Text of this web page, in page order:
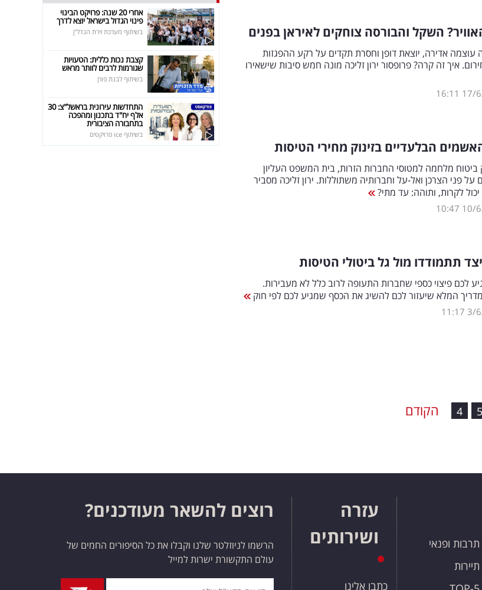
השקל והבורסה צוחקים לאיראן בפנים
אדירה, יוצאת דופן וחסרת תקדים על רקע ההפגזות
איך זה קרה? פרופסור ירון זליכה מונה חמש סיבות שישאירו
17/
16:11
הבלעדיים בזינוק מחירי הטיסות
מלחמה למטוסי החברות הזרות, בית המשפט העליון
על פני הצרכן ואל-על וחברותיה משתוללות. ירון זליכה מסביר
לקרות, ותוהה: עד מתי?
10/
10:47
תתמודדו מול גל ביטולי הטיסות
לכם פיצוי כספי שחברות התעופה לרוב כלל לא מעבירות.
המלא שיעזור לכם להשיג את הכסף שמגיע לכם לפי חוק
3/
11:17
הקודם 4 5
אחרי 20 שנה: פרויקט הבינוי
פינוי הגדול בישראל יוצא לדרך
בשיתוף מערכת זירת הנדל"ן
קצבת נכות כללית: הטעויות
שגורמות לרבים לוותר מראש
בשיתוף לבנת פורן
התחדשות עירונית בראשל"צ: 30
אלף יח"ד בתכנון ומהפכה
בתחבורה הציבורית
בשיתוף ice פרויקטים
תרבות ופנאי
תיירות
עזרה
ושירותים
כתבו אלינו
רוצים להשאר מעודכנים?
הרשמו לניוזלטר שלנו וקבלו את כל הסיפורים החמים של
עולם התקשורת ישרות למייל